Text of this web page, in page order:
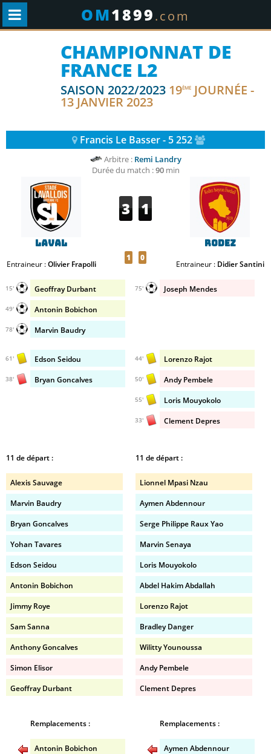
OM1899.com
CHAMPIONNAT DE
FRANCE L2
SAISON 2022/2023 19ÈME JOURNÉE -
13 JANVIER 2023
Francis Le Basser - 5 252
Arbitre : Remi Landry
Durée du match :90min
Laval
Entraineur :Olivier Frapolli
3 1
1 0
Rodez
Entraineur : Didier Santini
Geoffray Durbant
15'
Antonin Bobichon
49'
Marvin Baudry
78'
Joseph Mendes
75'
Edson Seidou
61'
Bryan Goncalves
38'
Lorenzo Rajot
44'
Andy Pembele
50'
Loris Mouyokolo
55'
Clement Depres
33'
11 de départ :
Alexis Sauvage
Marvin Baudry
Bryan Goncalves
Yohan Tavares
Edson Seidou
Antonin Bobichon
Jimmy Roye
Sam Sanna
Anthony Goncalves
Simon Elisor
Geoffray Durbant
11 de départ :
Lionnel Mpasi Nzau
Aymen Abdennour
Serge Philippe Raux Yao
Marvin Senaya
Loris Mouyokolo
Abdel Hakim Abdallah
Lorenzo Rajot
Bradley Danger
Wilitty Younoussa
Andy Pembele
Clement Depres
Remplacements :
Antonin Bobichon
Remplacements :
Aymen Abdennour